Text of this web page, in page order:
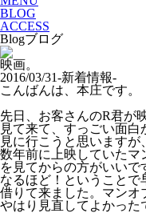
BLOG
ACCESS
Blogブログ
映画。
2016/03/31-新着情報-
こんばんは、本庄です。
先日、お客さんのR君が
見て来て、すっごい面
見に行こうと思いますが
数年前に上映していたマ
を見てからの方がいいで
なるほど！ということ
借りて来ました。マンオ
やはり見直してよかった